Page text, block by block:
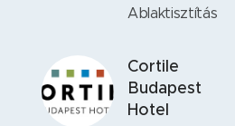
Ablaktisztítás
Cortile
Budapest
Hotel